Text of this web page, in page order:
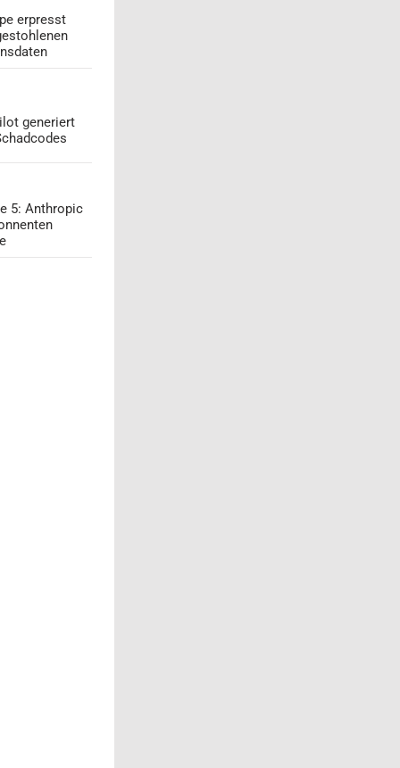
erpresst
generiert
5: Anthropic